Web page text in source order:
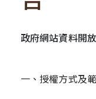
政府網站資料開
一、授權方式及